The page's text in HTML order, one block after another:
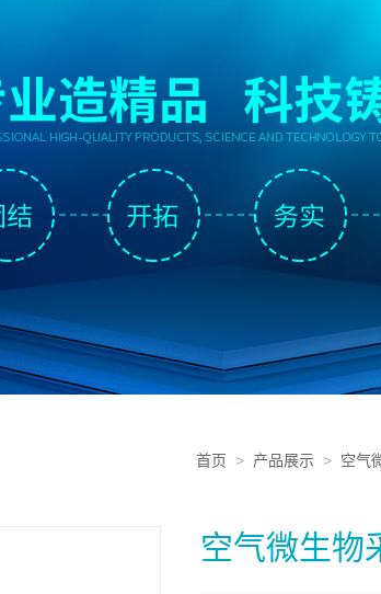
首页 > 产品展示 > 空气
空气微生物